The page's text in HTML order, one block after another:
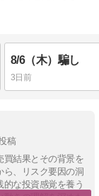
8/6（木）騙し
3日前
稿
買結果とその背景を
、リスク要因の洞
な投資感覚を養う